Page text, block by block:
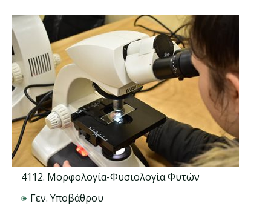
4112. Μορφολογία-Φυσιολογία Φυτών
Γεν. Υποβάθρου